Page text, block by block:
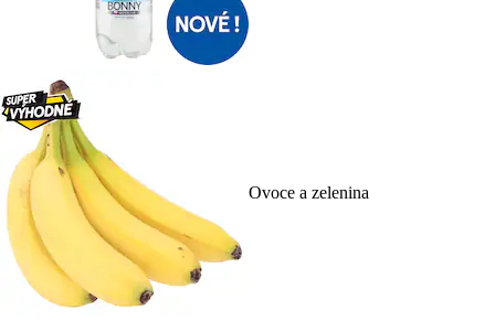
Ovoce a zelenina